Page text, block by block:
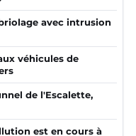
avec intrusion
véhicules de
de l'Escalette,
est en cours à